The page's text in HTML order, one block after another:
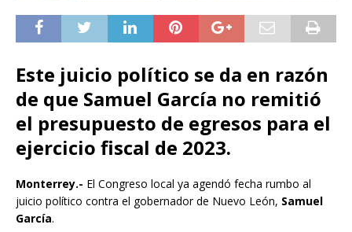
Este juicio político se da en razón
de que Samuel García no remitió
el presupuesto de egresos para el
ejercicio fiscal de 2023.
Monterrey.- El Congreso local ya agendó fecha rumbo al
juicio político contra el gobernador de Nuevo León, Samuel
García.